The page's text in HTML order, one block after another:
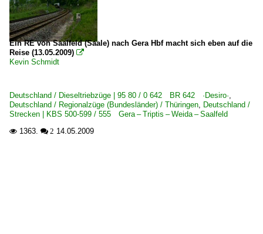
Ein RE von Saalfeld (Saale) nach Gera Hbf macht sich eben auf die
Reise (13.05.2009) 
Kevin Schmidt
Deutschland / Dieseltriebzüge | 95 80 / 0 642 BR 642 ·Desiro·,
Deutschland / Regionalzüge (Bundesländer) / Thüringen, Deutschland /
Strecken | KBS 500-599 / 555 Gera – Triptis – Weida – Saalfeld
 1363.  2 14.05.2009